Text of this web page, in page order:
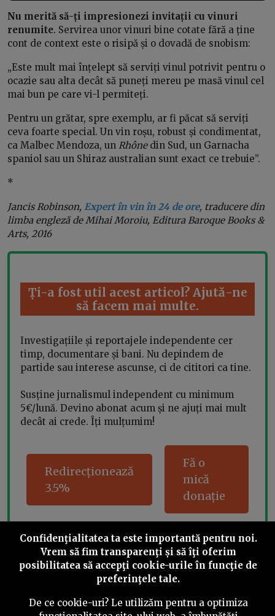
Nu merită să-ți impresionezi invitații cu vinuri
renumite. Servirea unor vinuri bine cotate fără a ține
cont de context este o risipă și o dovadă de snobism:
„Este mult mai înțelept să serviți vinul potrivit pentru o
ocazie sau alta decât să puneți mereu pe masă vinul cel
mai bun pe care vi-l permiteți.
Pentru un grătar, spre exemplu, ar fi păcat să serviți
ceva foarte special. Un vin roșu, robust și condimentat,
ca Malbec Mendoza, un Rhônedin Sud, un Garnacha
spaniol sau un Shiraz australian sunt exact ce trebuie”.
*
Jancis Robinson, Expert în vin în 24 de ore, traducere din
limba engleză de Mihai Moroiu, Editura Baroque Books &
Arts, 2016
Ți-a fost util acest articol? Ajută-ne
să facem mai multe.
Investigațiile și reportajele independente cer
timp, documentare și bani. Nu depindem de
partide sau interese ascunse, ci de cititori ca tine.
Susține jurnalismul independent cu minimum
5€/lună. Devino abonat acum și ne ajuți mai mult
decât ai crede. Îți mulțumim!
Redirecționează
3.5%
Fă o
mică
donație
Share this
Confidenţialitatea ta este importantă pentru noi.
Vrem să fim transparenţi și să îţi oferim
posibilitatea să accepţi cookie-urile în funcţie de
preferinţele tale.
De ce cookie-uri? Le utilizăm pentru a optimiza